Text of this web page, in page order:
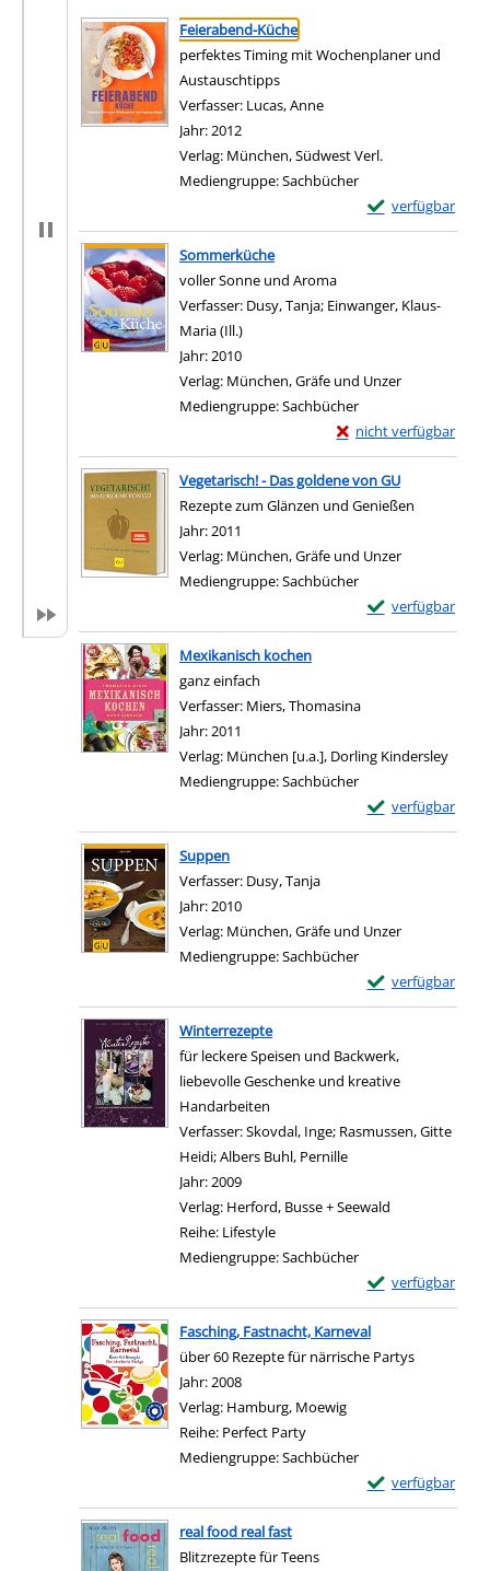
Suchergebnis
Zu den Suchfiltern springen
Feierabend-Küche
perfektes Timing mit Wochenplaner und
Austauschtipps
Verfasser: Lucas, Anne
Jahr:2012
Verlag: München, Südwest Verl.
Mediengruppe:Sachbücher
verfügbar
Exemplar-Details
Zum Download
Sommerküche
voller Sonne und Aroma
Verfasser: Dusy, Tanja; Einwanger, Klaus-
Maria (Ill.)
Jahr:2010
Verlag: München, Gräfe und Unzer
Mediengruppe:Sachbücher
nicht verfügbar
Exemplar-Details von
Zum Download von
Vegetarisch! - Das goldene von GU
Rezepte zum Glänzen und Genießen
Suche nach diesem Verfasser
Jahr:2011
Verlag: München, Gräfe und Unzer
Mediengruppe:Sachbücher
verfügbar
Exemplar-Details
Zum Download
Mexikanisch kochen
ganz einfach
Verfasser: Miers, Thomasina
Jahr:2011
Verlag: München [u.a.], Dorling Kindersley
Mediengruppe:Sachbücher
verfügbar
Exemplar-Details
Zum Download
Suppen
Verfasser: Dusy, Tanja
Jahr:2010
Verlag: München, Gräfe und Unzer
Mediengruppe:Sachbücher
verfügbar
Exemplar-Details
Zum Download
Winterrezepte
für leckere Speisen und Backwerk,
liebevolle Geschenke und kreative
Handarbeiten
Verfasser:Skovdal, Inge; Rasmussen, Gitte
Heidi;Albers Buhl, Pernille
Jahr:2009
Verlag: Herford, Busse + Seewald
Reihe: Lifestyle
Mediengruppe:Sachbücher
verfügbar
Exemplar-
Zum Download
Fasching, Fastnacht, Karneval
über 60 Rezepte für närrische Partys
Suche nach diesem Verfasser
Jahr:2008
Verlag: Hamburg, Moewig
Reihe: Perfect Party
Mediengruppe:Sachbücher
verfügbar
Exemplar-Details
Zum Download
real food real fast
Blitzrezepte für Teens